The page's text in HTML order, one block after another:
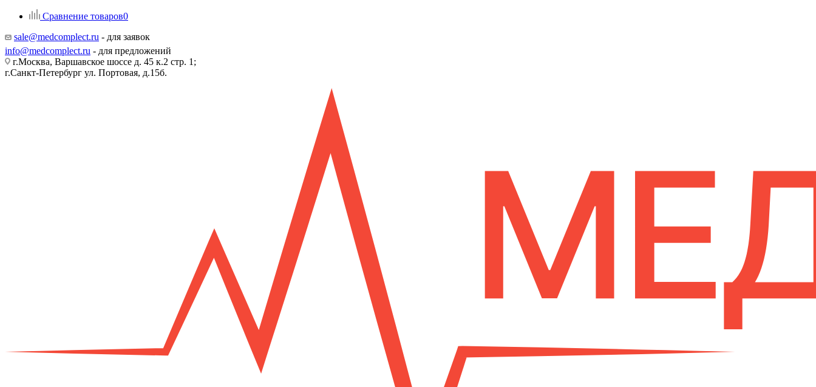
Сравнение товаров0
sale@medcomplect.ru - для заявок
info@medcomplect.ru - для предложений
г.Москва, Варшавское шоссе д. 45 к.2 стр. 1;
г.Санкт-Петербург ул. Портовая, д.15б.